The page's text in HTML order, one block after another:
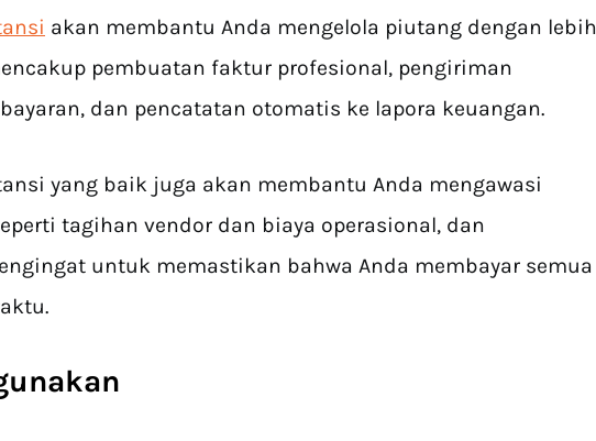
akan membantu Anda mengelola piutang dengan lebih
pembuatan faktur profesional, pengiriman
dan pencatatan otomatis ke lapora keuangan.
yang baik juga akan membantu Anda mengawasi
tagihan vendor dan biaya operasional, dan
untuk memastikan bahwa Anda membayar semua